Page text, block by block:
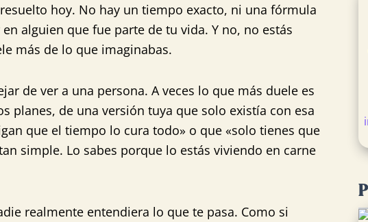
hoy. No hay un tiempo exacto, ni una fórmula
alguien que fue parte de tu vida. Y no, no estás
más de lo que imaginabas.
de ver a una persona. A veces lo que más duele es
planes, de una versión tuya que solo existía con esa
que el tiempo lo cura todo» o que «solo tienes que
simple. Lo sabes porque lo estás viviendo en carne
realmente entendiera lo que te pasa. Como si